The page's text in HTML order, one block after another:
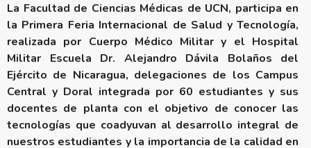
La Facultad de Ciencias Médicas de UCN, participa en
la Primera Feria Internacional de Salud y Tecnología,
realizada por Cuerpo Médico Militar y el Hospital
Militar Escuela Dr. Alejandro Dávila Bolaños del
Ejército de Nicaragua, delegaciones de los Campus
Central y Doral integrada por 60 estudiantes y sus
docentes de planta con el objetivo de conocer las
tecnologías que coadyuvan al desarrollo integral de
nuestros estudiantes y la importancia de la calidad en